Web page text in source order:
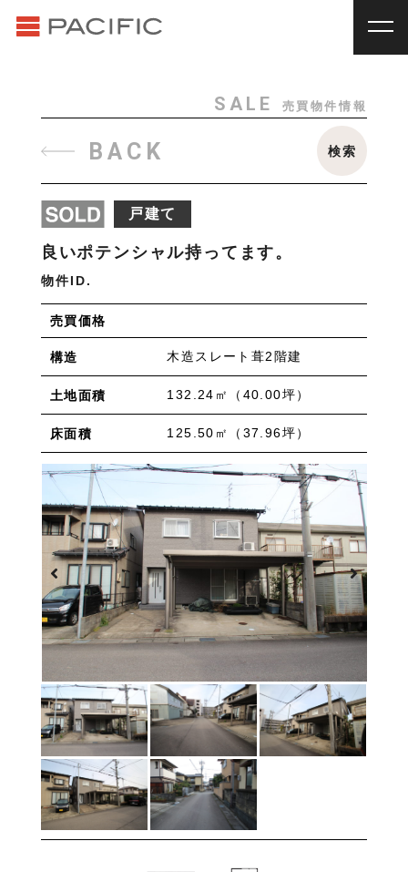
About us _私たちについて
Staff _スタッフ
News
賃貸オーナー様へ
物件を売りたい方へ
物件を買いたい方へ
採用情報
プライバシーポリシー
/ /
種別
アパート 駐車場
入居人数
単身 ファミリー
間取り
ワンルーム 1K 1DK 1LDK
2K/2DK/2LDK
3K/3DK/3LDK
4K/4DK/4LDK 5K以上
エリア
金沢市全域
金沢市中心部 南部(野々市方面)
北部(東金沢方面)
中部(金沢駅/県庁方面)
東部(金沢大学方面)
西部(西金沢/西インター)
その他
野々市市 白山市 能美市
小松市
SALE 売買物件情報
BACK 検索
戸建て
良いポテンシャル持ってます。
物件ID.
売買価格
構造 木造スレート葺2階建
土地面積 132.24㎡（40.00坪）
床面積 125.50㎡（37.96坪）